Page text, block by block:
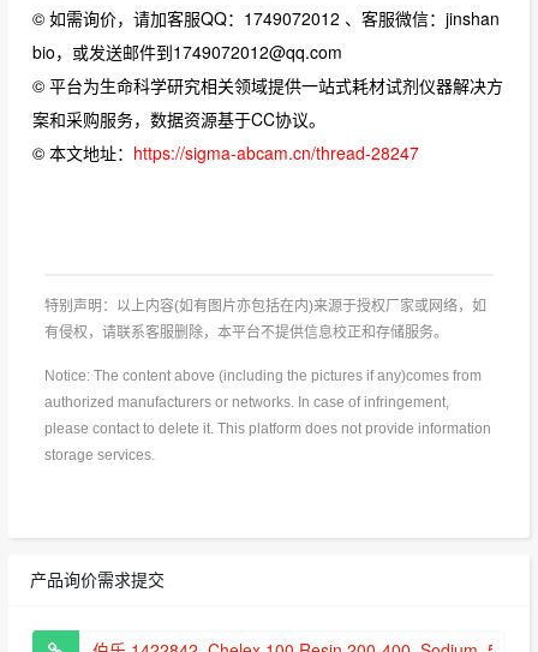
© 如需询价，请加客服QQ：1749072012 、客服微信：jinshan
bio，或发送邮件到1749072012@qq.com
© 平台为生命科学研究相关领域提供一站式耗材试剂仪器解决方
案和采购服务，数据资源基于CC协议。
© 本文地址： https://sigma-abcam.cn/thread-28247
特别声明：以上内容(如有图片亦包括在内)来源于授权厂家或网络，如
有侵权，请联系客服删除，本平台不提供信息校正和存储服务。
Notice: The content above (including the pictures if any)comes from
authorized manufacturers or networks. In case of infringement,
please contact to delete it. This platform does not provide information
storage services.
产品询价需求提交